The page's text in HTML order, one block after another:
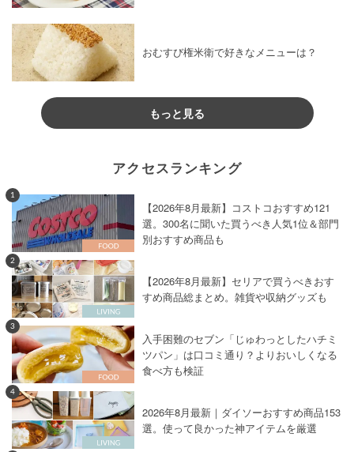
おむすび権米衛で好きなメニューは？
もっと見る
アクセスランキング
1
【2026年8月最新】コストコおすすめ121
選。300名に聞いた買うべき人気1位＆部門
別おすすめ商品も
2
【2026年8月最新】セリアで買うべきおす
すめ商品総まとめ。雑貨や収納グッズも
3
入手困難のセブン「じゅわっとしたハチミ
ツパン」は口コミ通り？よりおいしくなる
食べ方も検証
4
2026年8月最新｜ダイソーおすすめ商品153
選。使って良かった神アイテムを厳選